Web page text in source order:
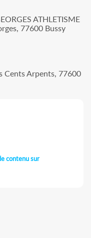
ATHLETISME
77600 Bussy
Cents Arpents, 77600
contenu sur